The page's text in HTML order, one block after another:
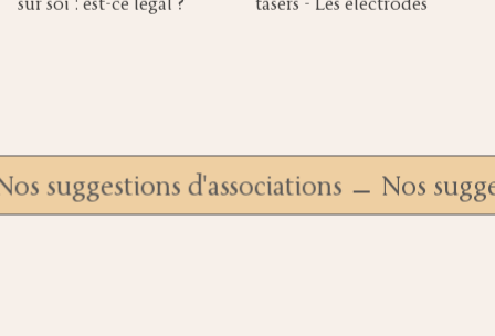
Nos suggestions d'associations Nos